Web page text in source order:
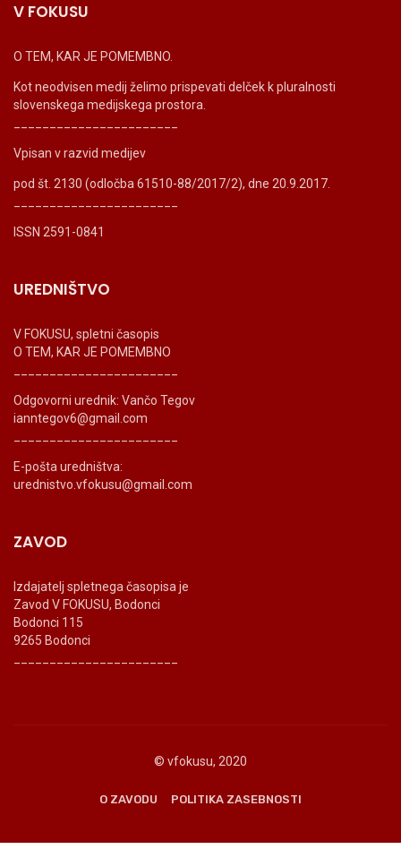
V FOKUSU
O TEM, KAR JE POMEMBNO.
Kot neodvisen medij želimo prispevati delček k pluralnosti
slovenskega medijskega prostora.
Vpisan v razvid medijev
pod št. 2130 (odločba 61510-88/2017/2), dne 20.9.2017.
ISSN 2591-0841
UREDNIŠTVO
V FOKUSU, spletni časopis
O TEM, KAR JE POMEMBNO
Odgovorni urednik: Vančo Tegov
ianntegov6@gmail.com
E-pošta uredništva:
urednistvo.vfokusu@gmail.com
ZAVOD
Izdajatelj spletnega časopisa je
Zavod V FOKUSU, Bodonci
Bodonci 115
9265 Bodonci
© vfokusu, 2020
O ZAVODU POLITIKA ZASEBNOSTI